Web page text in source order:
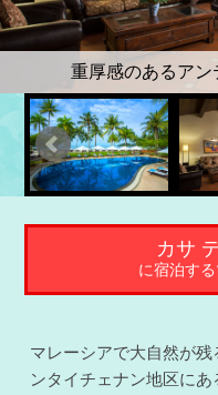
重厚感のあるア
カサ
に宿泊す
マレーシアで大自然が
ンタイチェナン地区に